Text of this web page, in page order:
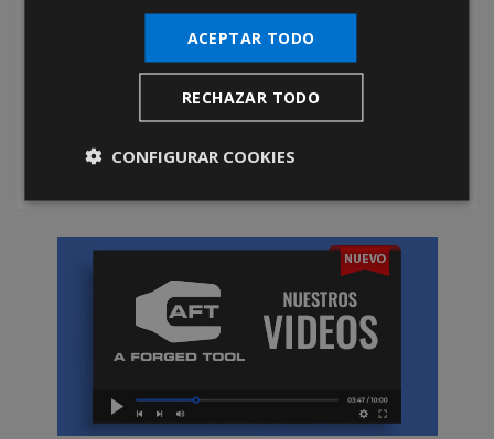
*Abstenerse particulares, sólo venta a tiendas y empresas minoristas y
ACEPTAR TODO
RECHAZAR TODO
CONFIGURAR COOKIES